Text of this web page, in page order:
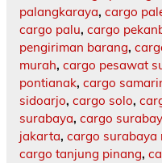
palangkaraya, cargo
cargo palu, cargo
pengiriman barang,
murah, cargo pesawat
pontianak, cargo
sidoarjo, cargo solo,
surabaya, cargo
jakarta, cargo surabaya
cargo tanjung pinang,